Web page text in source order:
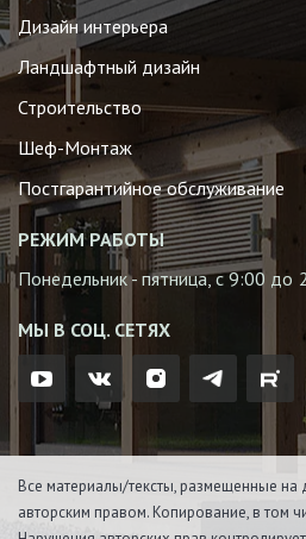
Дизайн интерьера
Ландшафтный дизайн
Строительство
Шеф-Монтаж
Постгарантийное обслуживание
РЕЖИМ РАБОТЫ
Понедельник - пятница, с 9:00 до
МЫ В СОЦ. СЕТЯХ
Все материалы/тексты, размещенные
авторским правом. Копирование, в том